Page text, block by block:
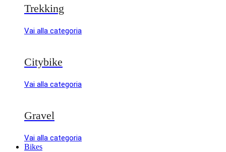
Trekking
Vai alla categoria
Citybike
Vai alla categoria
Gravel
Vai alla categoria
Bikes